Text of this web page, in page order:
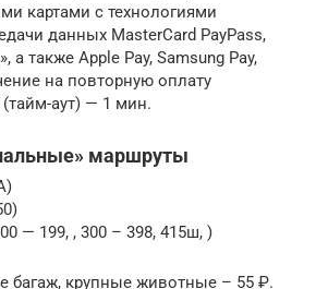
картами с технологиями
данных MasterCard PayPass,
а также Apple Pay, Samsung Pay,
на повторную оплату
аут) — 1 мин.
маршруты
— 199, , 300 – 398, 415ш, )
багаж, крупные животные – 55 ₽.